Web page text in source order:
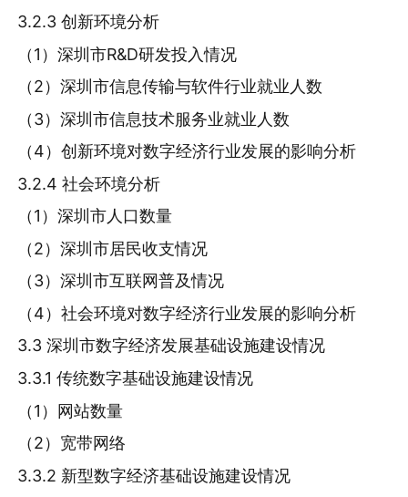
3.2.3 创新环境分析
（1）深圳市R&D研发投入情况
（2）深圳市信息传输与软件行业就业人数
（3）深圳市信息技术服务业就业人数
（4）创新环境对数字经济行业发展的影响分析
3.2.4 社会环境分析
（1）深圳市人口数量
（2）深圳市居民收支情况
（3）深圳市互联网普及情况
（4）社会环境对数字经济行业发展的影响分析
3.3 深圳市数字经济发展基础设施建设情况
3.3.1 传统数字基础设施建设情况
（1）网站数量
（2）宽带网络
3.3.2 新型数字经济基础设施建设情况